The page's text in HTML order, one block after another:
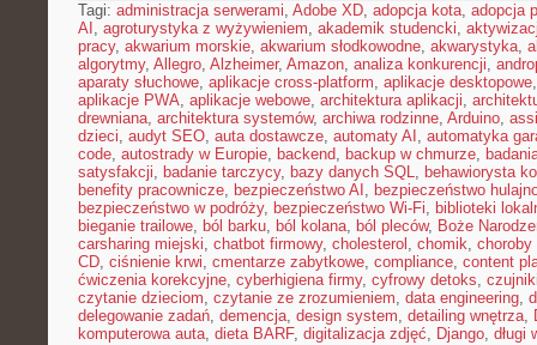
Tagi: administracja serwerami, Adobe XD, adopcja kota, adopcja
AI , agroturystyka z wyżywieniem, akademik studencki,
pracy, akwarium morskie, akwarium słodkowodne, akwarystyka,
algorytmy, Allegro, Alzheimer, Amazon, analiza konkurencji,
aparaty słuchowe, aplikacje cross-platform, aplikacje desktopowe
aplikacje PWA, aplikacje webowe, architektura aplikacji,
drewniana, architektura systemów, archiwa rodzinne, Arduino,
dzieci, audyt SEO, auta dostawcze, automaty AI , automatyka
code, autostrady w Europie, backend, backup w chmurze,
satysfakcji, badanie tarczycy, bazy danych SQL, behawiorysta
benefity pracownicze, bezpieczeństwo AI , bezpieczeństwo
bezpieczeństwo w podróży, bezpieczeństwo Wi-Fi, biblioteki
bieganie trailowe, ból barku, ból kolana, ból pleców, Boże
carsharing miejski, chatbot firmowy, cholesterol , chomik, choroby
CD, ciśnienie krwi, cmentarze zabytkowe, compliance, content
ćwiczenia korekcyjne, cyberhigiena firmy, cyfrowy detoks,
czytanie dzieciom, czytanie ze zrozumieniem, data engineering,
delegowanie zadań, demencja, design system, detailing wnętrza,
komputerowa auta, dieta BARF, digitalizacja zdjęć, Django, długi